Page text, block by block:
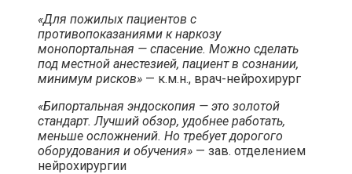
«Для пожилых пациентов с
противопоказаниями к наркозу
монопортальная — спасение. Можно сделать
под местной анестезией, пациент в сознании,
минимум рисков» — к.м.н., врач-нейрохирург
«Бипортальная эндоскопия — это золотой
стандарт. Лучший обзор, удобнее работать,
меньше осложнений. Но требует дорогого
оборудования и обучения» — зав. отделением
нейрохирургии